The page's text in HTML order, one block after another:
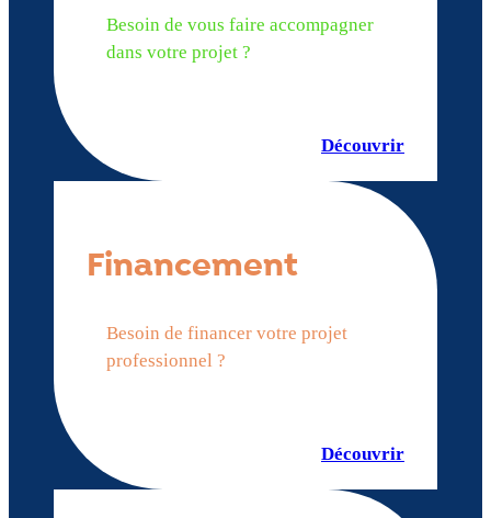
Besoin de vous faire accompagner
dans votre projet ?
Découvrir
Financement
Besoin de financer votre projet
professionnel ?
Découvrir